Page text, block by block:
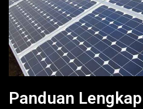
Panduan